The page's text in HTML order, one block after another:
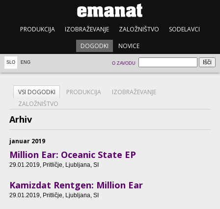
PRODUKCIJA IZOBRAŽEVANJE ZALOŽNIŠTVO SODELAVCI
DOGODKI NOVICE
SLO ENG O ZAVODU
VSI DOGODKI PRODUKCIJA
IZOBRAŽEVANJE
ZALOŽNIŠTVO
Arhiv
januar 2019
Million Ear: Oceanic State EP
29.01.2019 , Pritličje, Ljubljana, SI
Kamizdat Rentgen: Million Ear
29.01.2019, Pritličje, Ljubljana, SI